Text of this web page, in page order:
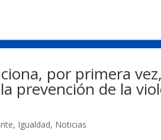
por primera
prevención de la
, Igualdad, Noticias